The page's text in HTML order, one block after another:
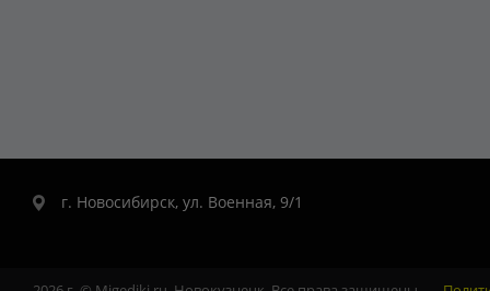
г. Новосибирск, ул. Военная, 9/1